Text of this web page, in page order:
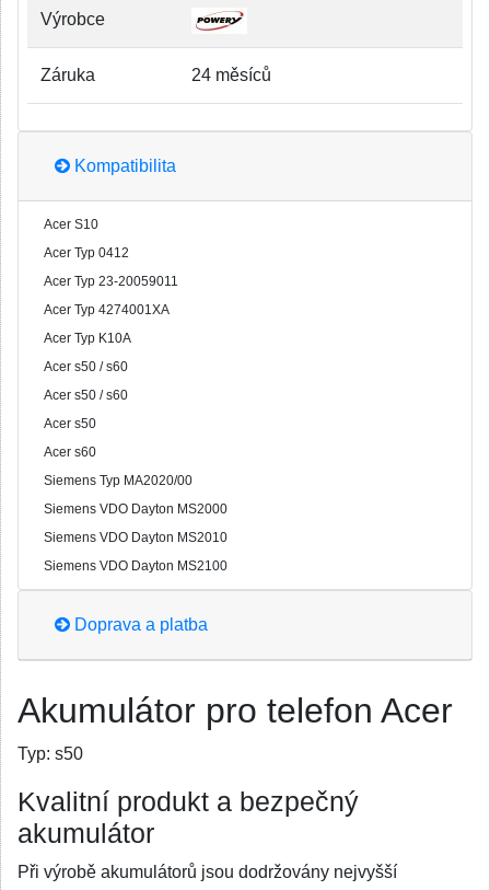
Výrobce
Záruka 24 měsíců
Kompatibilita
Acer S10
Acer Typ 0412
Acer Typ 23-20059011
Acer Typ 4274001XA
Acer Typ K10A
Acer s50 / s60
Acer s50 / s60
Acer s50
Acer s60
Siemens Typ MA2020/00
Siemens VDO Dayton MS2000
Siemens VDO Dayton MS2010
Siemens VDO Dayton MS2100
Doprava a platba
Akumulátor pro telefon Acer
Typ: s50
Kvalitní produkt a bezpečný
akumulátor
Při výrobě akumulátorů jsou dodržovány nejvyšší